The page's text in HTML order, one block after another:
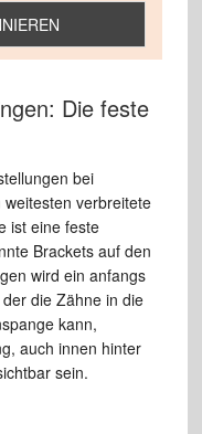
Die feste
bei
verbreitete
ist eine feste
Brackets auf den
wird ein anfangs
die Zähne in die
kann,
auch innen hinter
sein.